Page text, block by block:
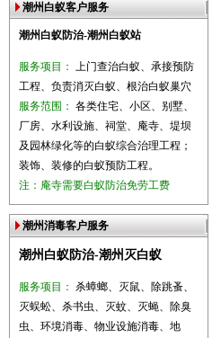
潮州白蚁客户服务
潮州白蚁防治-潮州白蚁站
服务项目： 上门查治白蚁、承接预防
工程、负责消灭白蚁、根治白蚁巢穴
服务范围： 各类住宅、小区、别墅、
厂房、水利设施、祠堂、庵寺、堤坝
及园林绿化等的白蚁综合治理工程；
装饰、装修的白蚁预防工程。
注：庵寺需要白蚁防治免劳工费
潮州消毒客户服务
潮州白蚁防治-潮州灭白蚁
服务项目： 杀蟑螂、灭鼠、除跳蚤、
灭蜈蚣、杀书虫、灭蚊、灭蝇、除臭
虫、环境消毒、物业设施消毒、地